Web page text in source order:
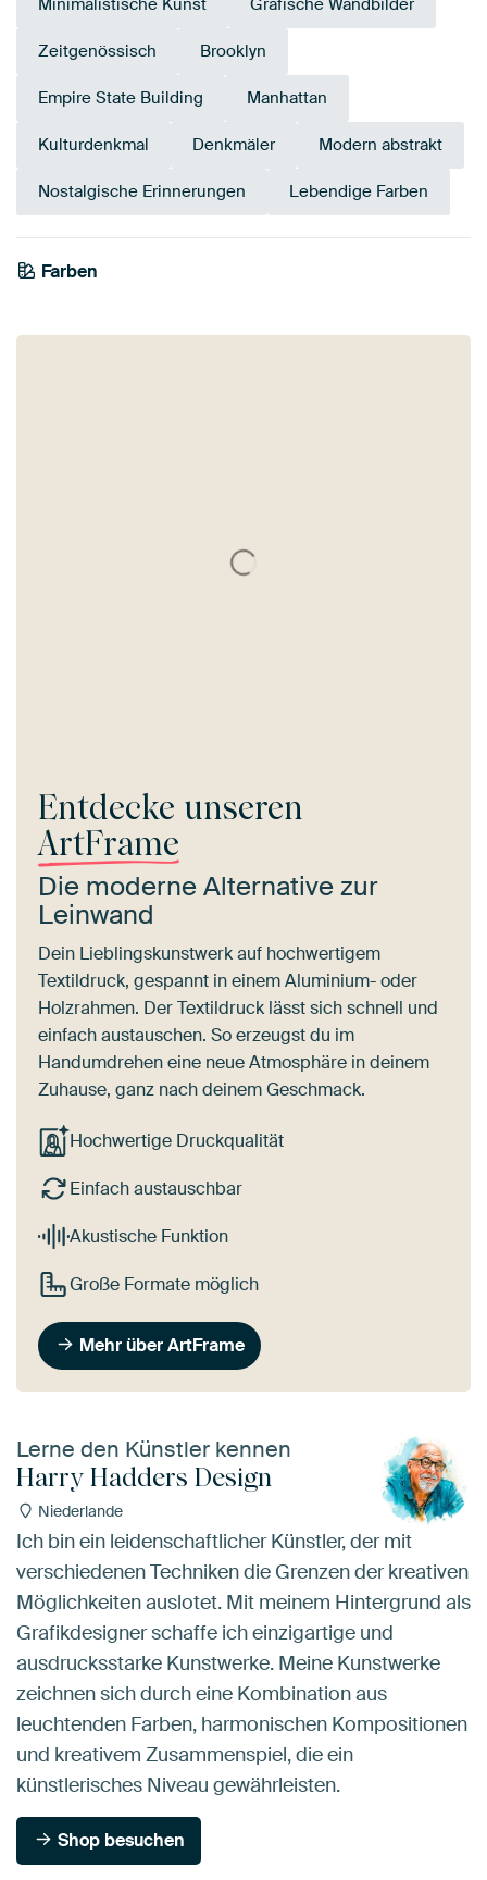
Minimalistische Kunst Grafische Wandbilder
Zeitgenössisch Brooklyn
Empire State Building Manhattan
Kulturdenkmal Denkmäler Modern abstrakt
Nostalgische Erinnerungen Lebendige Farben
Farben
Weiß
Beige
Mauve
Entdecke unseren
ArtFrame
Die moderne Alternative zur
Leinwand
Dein Lieblingskunstwerk auf hochwertigem
Textildruck, gespannt in einem Aluminium- oder
Holzrahmen. Der Textildruck lässt sich schnell und
einfach austauschen. So erzeugst du im
Handumdrehen eine neue Atmosphäre in deinem
Zuhause, ganz nach deinem Geschmack.
Hochwertige Druckqualität
Einfach austauschbar
Akustische Funktion
Große Formate möglich
Mehr über ArtFrame
Lerne den Künstler kennen
Harry Hadders Design
Niederlande
Ich bin ein leidenschaftlicher Künstler, der mit
verschiedenen Techniken die Grenzen der kreativen
Möglichkeiten auslotet. Mit meinem Hintergrund als
Grafikdesigner schaffe ich einzigartige und
ausdrucksstarke Kunstwerke. Meine Kunstwerke
zeichnen sich durch eine Kombination aus
leuchtenden Farben, harmonischen Kompositionen
und kreativem Zusammenspiel, die ein
künstlerisches Niveau gewährleisten.
Shop besuchen